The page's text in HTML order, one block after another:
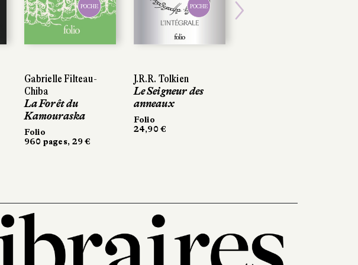
POCHE
Gabrielle Filteau-
Chiba
La Forêt du
Kamouraska
Folio
960 pages, 29 €
POCHE
J.R.R. Tolkien
Le Seigneur des
anneaux
Folio
24,90 €